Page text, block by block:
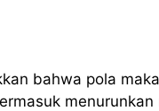
bahwa pola